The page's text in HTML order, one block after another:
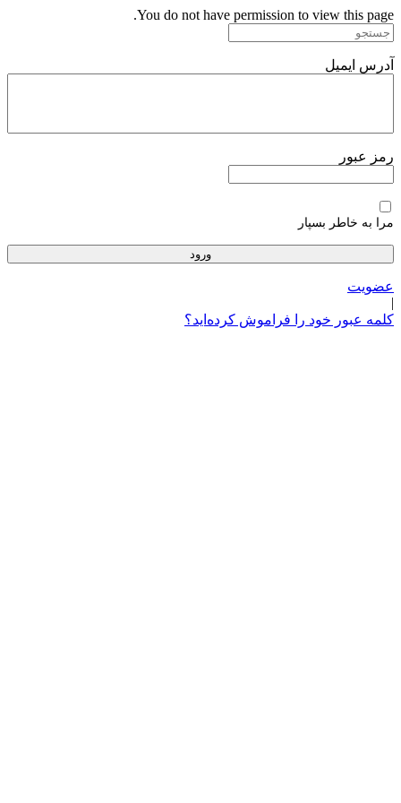
پرش
به
You do not have permission to view this page.
آدرس ایمیل
رمز عبور
مرا به خاطر بسپار
عضویت
|
کلمه عبور خود را فراموش کرده‌اید؟